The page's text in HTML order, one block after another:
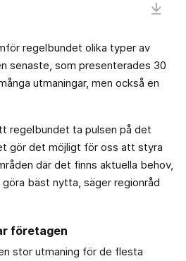
regelbundet olika typer av
senaste, som presenterades 30
utmaningar, men också en
regelbundet ta pulsen på det
gör det möjligt för oss att styra
där det finns aktuella behov,
bäst nytta, säger regionråd
företagen
stor utmaning för de flesta